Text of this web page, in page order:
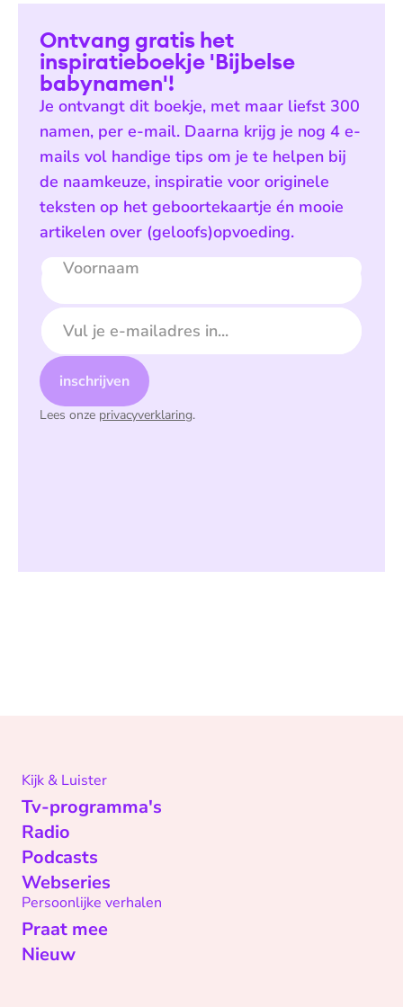
Ontvang gratis het
inspiratieboekje 'Bijbelse
babynamen'!
Je ontvangt dit boekje, met maar liefst 300
namen, per e-mail. Daarna krijg je nog 4 e-
mails vol handige tips om je te helpen bij
de naamkeuze, inspiratie voor originele
teksten op het geboortekaartje én mooie
artikelen over (geloofs)opvoeding.
Voornaam
E-mailadres
inschrijven
Lees onze privacyverklaring.
Kijk & Luister
Tv-programma's
Radio
Podcasts
Webseries
Persoonlijke verhalen
Praat mee
Nieuw